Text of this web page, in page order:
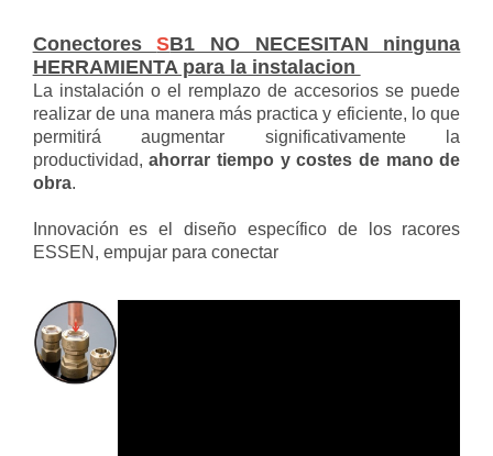
ConectoresSB1 NO NECESITAN ninguna
HERRAMIENTA para la instalacion
La instalación o el remplazo de accesorios se puede
realizar de una manera más practica y eficiente, lo que
permitirá augmentar significativamente la
productividad,ahorrar tiempo y costes de mano de
obra.
Innovación es el diseño específico de los racores
ESSEN, empujar para conectar